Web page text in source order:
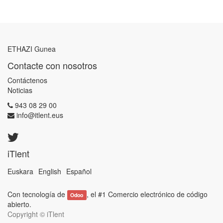
ETHAZI Gunea
Contacte con nosotros
Contáctenos
Noticias
943 08 29 00
info@itlent.eus
iTlent
Euskara English Español
Con tecnología de Odoo , el #1 Comercio electrónico de código
abierto.
Copyright © iTlent